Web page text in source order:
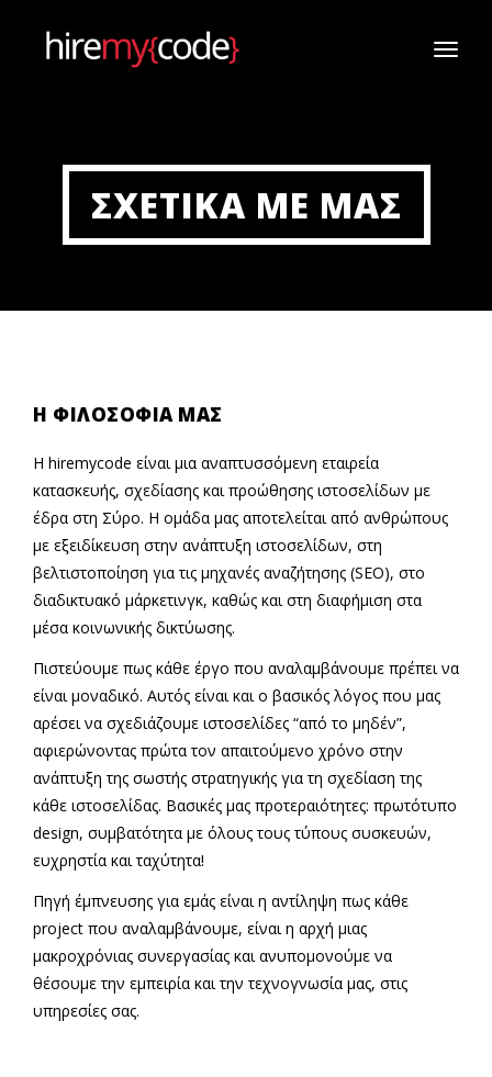
ΣΧΕΤΙΚΑ ΜΕ ΜΑΣ
Η ΦΙΛΟΣΟΦΙΑ ΜΑΣ
Η hiremycode είναι μια αναπτυσσόμενη εταιρεία
κατασκευής, σχεδίασης και προώθησης ιστοσελίδων με
έδρα στη Σύρο. Η ομάδα μας αποτελείται από ανθρώπους
με εξειδίκευση στην ανάπτυξη ιστοσελίδων, στη
βελτιστοποίηση για τις μηχανές αναζήτησης (SEO), στο
διαδικτυακό μάρκετινγκ, καθώς και στη διαφήμιση στα
μέσα κοινωνικής δικτύωσης.
Πιστεύουμε πως κάθε έργο που αναλαμβάνουμε πρέπει να
είναι μοναδικό. Αυτός είναι και ο βασικός λόγος που μας
αρέσει να σχεδιάζουμε ιστοσελίδες “από το μηδέν”,
αφιερώνοντας πρώτα τον απαιτούμενο χρόνο στην
ανάπτυξη της σωστής στρατηγικής για τη σχεδίαση της
κάθε ιστοσελίδας. Βασικές μας προτεραιότητες: πρωτότυπο
design, συμβατότητα με όλους τους τύπους συσκευών,
ευχρηστία και ταχύτητα!
Πηγή έμπνευσης για εμάς είναι η αντίληψη πως κάθε
project που αναλαμβάνουμε, είναι η αρχή μιας
μακροχρόνιας συνεργασίας και ανυπομονούμε να
θέσουμε την εμπειρία και την τεχνογνωσία μας, στις
υπηρεσίες σας.